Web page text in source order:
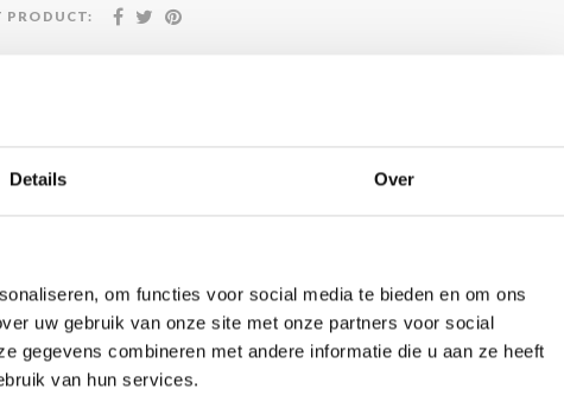
Details Over
om functies voor social media te bieden en om ons
uw gebruik van onze site met onze partners voor social
gegevens combineren met andere informatie die u aan ze heeft
van hun services.
PRODUCT:
24/7 klantenservice
Bel met ons 085